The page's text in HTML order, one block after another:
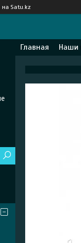
на Satu.kz
Главная Наши